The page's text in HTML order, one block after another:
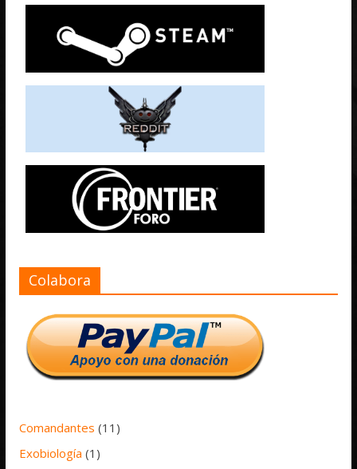
Colabora
Comandantes (11)
Exobiología (1)